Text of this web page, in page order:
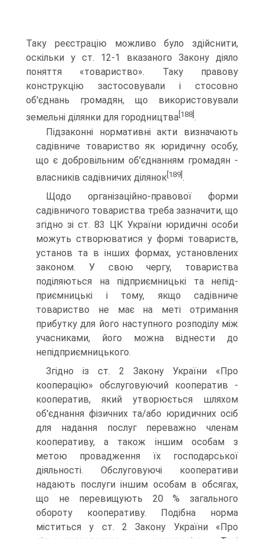
Та­ку реєстрацію можливо було здійснити,
оскільки у ст. 12-1 вказаного Закону діяло
поняття «товариство». Таку правову
конструкцію застосовували і стосовно
об'єднань громадян, що використовували
земельні ділянки для городництва [188] .
Підзаконні нормативні акти визначають
садівниче то­вариство як юридичну особу,
що є добровільним об'єднан­ням громадян -
власників садівничих ділянок[189].
Щодо організаційно-правової форми
садівничого това­риства треба зазначити, що
згідно зі ст. 83 ЦК України юридичні особи
можуть створюватися у формі товариств,
установ та в інших формах, установлених
законом. У свою чергу, товариства
поділяються на підприємницькі та непід-
приємницькі і тому, якщо садівниче
товариство не має на меті отримання
прибутку для його наступного розподілу між
учасниками, його можна віднести до
непідприємницького.
Згідно із ст. 2 Закону України «Про
кооперацію» обслуго­вуючий кооператив -
кооператив, який утворюється шля­хом
об'єднання фізичних та/або юридичних осіб
для надан­ня послуг переважно членам
кооперативу, а також іншим особам з
метою провадження їх господарської
діяльності. Обслуговуючі кооперативи
надають послуги іншим особам в обсягах,
що не перевищують 20 % загального
обороту коо­перативу. Подібна норма
міститься у ст. 2 Закону України «Про